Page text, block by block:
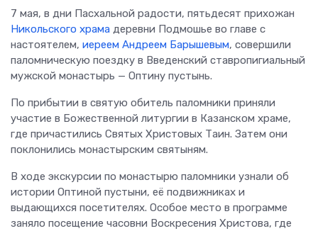
7 мая, в дни Пасхальной радости, пятьдесят прихожан
Никольского храма деревни Подмошье во главе с
настоятелем, иереем Андреем Барышевым, совершили
паломническую поездку в Введенский ставропигиальный
мужской монастырь — Оптину пустынь.
По прибытии в святую обитель паломники приняли
участие в Божественной литургии в Казанском храме,
где причастились Святых Христовых Таин. Затем они
поклонились монастырским святыням.
В ходе экскурсии по монастырю паломники узнали об
истории Оптиной пустыни, её подвижниках и
выдающихся посетителях. Особое место в программе
заняло посещение часовни Воскресения Христова, где